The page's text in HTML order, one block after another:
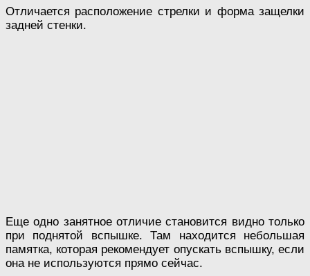
Отличается расположение стрелки и форма защелки
задней стенки.
Еще одно занятное отличие становится видно только
при поднятой вспышке. Там находится небольшая
памятка, которая рекомендует опускать вспышку, если
она не используются прямо сейчас.